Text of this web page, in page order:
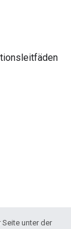
unter der